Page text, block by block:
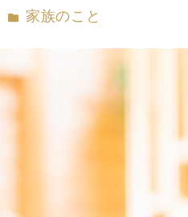
カテゴリー
家族のこと